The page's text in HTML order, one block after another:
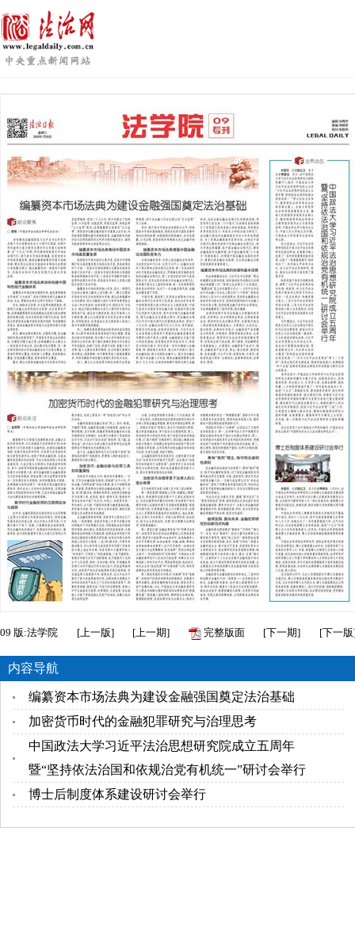
09 版:法学院 [上一版] [上一期] 完整版面 [下一期] [下一版
内容导航
编纂资本市场法典为建设金融强国奠定法治基础
加密货币时代的金融犯罪研究与治理思考
中国政法大学习近平法治思想研究院成立五周年
暨“坚持依法治国和依规治党有机统一”研讨会举行
博士后制度体系建设研讨会举行